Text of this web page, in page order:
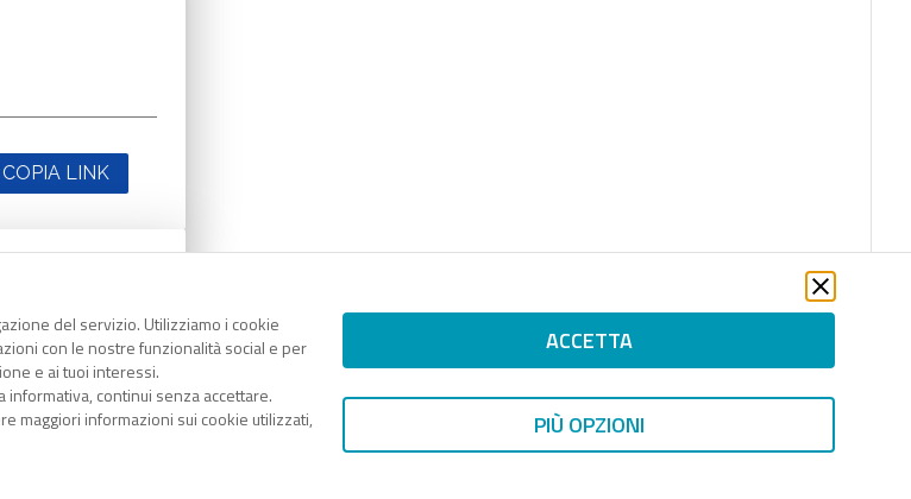
del servizio. Utilizziamo i cookie
con le nostre funzionalità social e per
e ai tuoi interessi.
informativa, continui senza accettare.
maggiori informazioni sui cookie utilizzati,
ACCETTA
PIÙ OPZIONI
COPIA LINK